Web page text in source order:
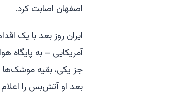
اصفهان اصابت کرد.
آمریکایی – به پایگاه
جز یکی، بقیه
بعد او آتش‌بس را اعلام